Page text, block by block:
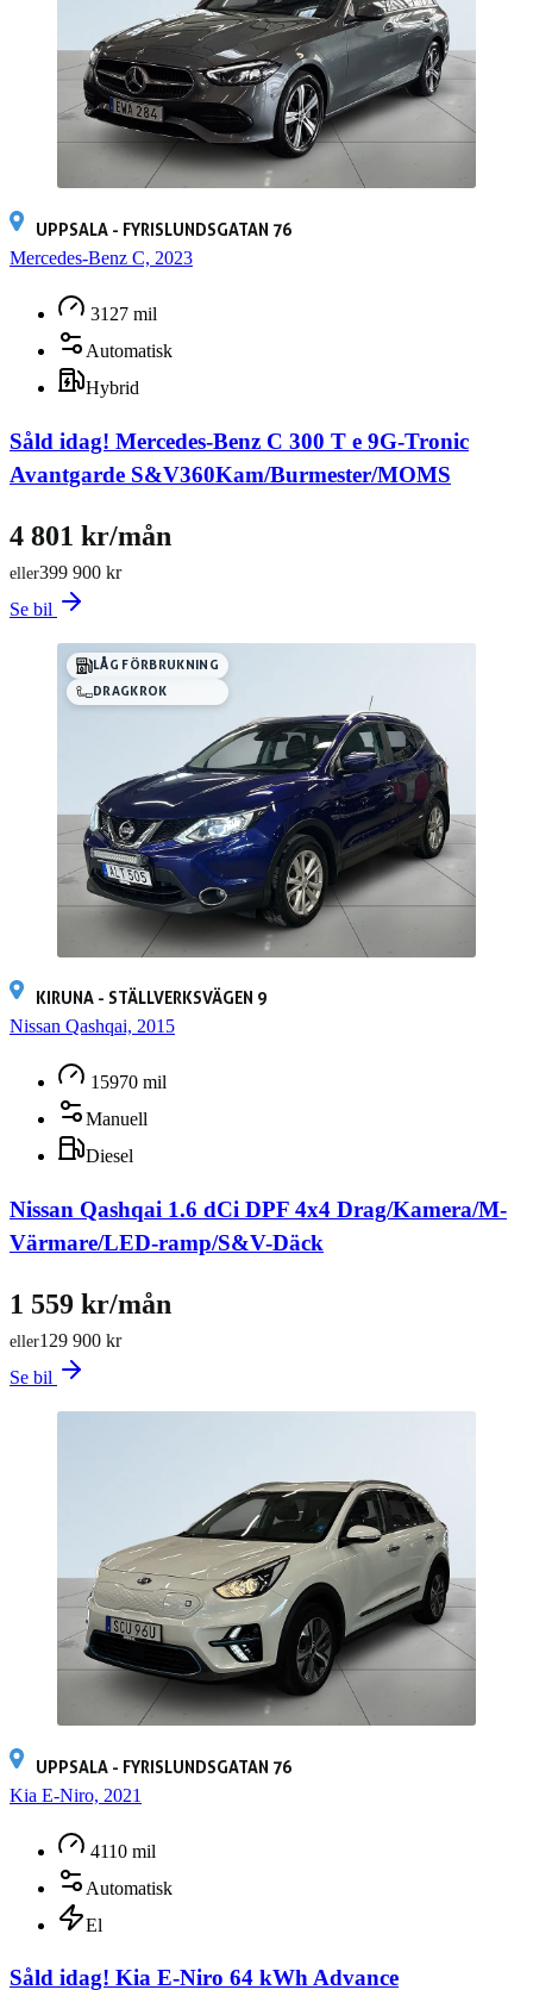
UPPSALA - FYRISLUNDSGATAN 76
Mercedes-Benz C, 2023
3127 mil
Automatisk
Hybrid
Såld idag! Mercedes-Benz C 300 T e 9G-Tronic
Avantgarde S&V360Kam/Burmester/MOMS
399 900 kr
eller
4 801 kr/mån
Se bil
LÅG FÖRBRUKNING
DRAGKROK
KIRUNA - STÄLLVERKSVÄGEN 9
Nissan Qashqai, 2015
15970 mil
Manuell
Diesel
Nissan Qashqai 1.6 dCi DPF 4x4 Drag/Kamera/M-
Värmare/LED-ramp/S&V-Däck
129 900 kr
eller
1 559 kr/mån
Se bil
UPPSALA - FYRISLUNDSGATAN 76
Kia E-Niro, 2021
4110 mil
Automatisk
El
Såld idag! Kia E-Niro 64 kWh Advance